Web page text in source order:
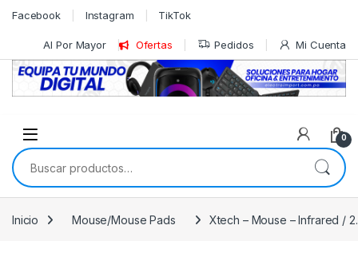
Skip to navigation
Skip to content
Facebook Instagram TikTok
Al Por Mayor Ofertas Pedidos Mi Cuenta
0
Buscar por:
Inicio Mouse/Mouse Pads Xtech – Mouse – Infrared /